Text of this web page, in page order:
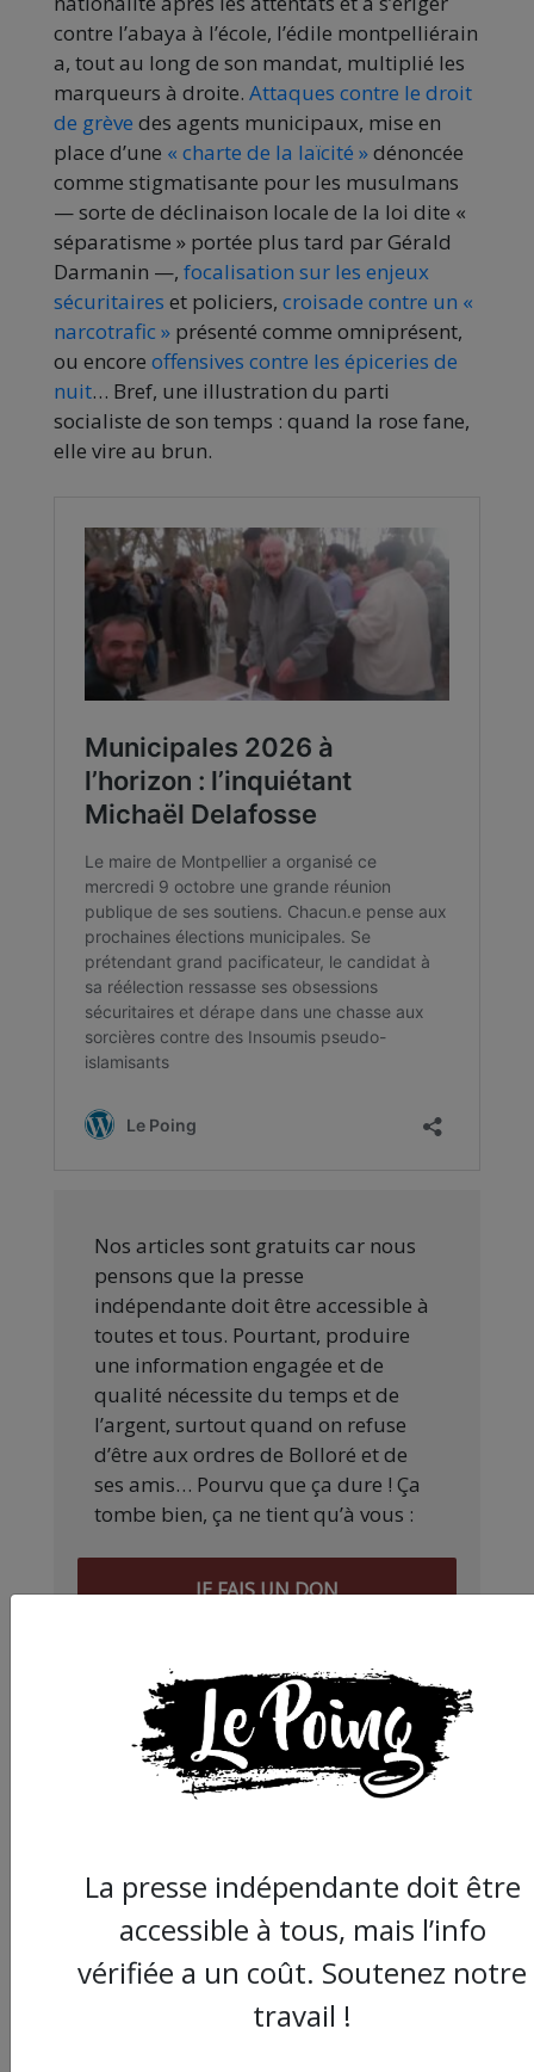
contre l’abaya à l’école, l’édile montpelliérain
a, tout au long de son mandat, multiplié les
marqueurs à droite. Attaques contre le droit
de grève des agents municipaux, mise en
place d’une « charte de la laïcité »dénoncée
comme stigmatisante pour les musulmans
— sorte de déclinaison locale de la loi dite «
séparatisme » portée plus tard par Gérald
Darmanin —, focalisation sur les enjeux
sécuritaires et policiers, croisade contre un «
narcotrafic » présenté comme omniprésent,
ou encore offensives contre les épiceries de
nuit… Bref, une illustration du parti
socialiste de son temps : quand la rose fane,
elle vire au brun.
Nos articles sont gratuits car nous
pensons que la presse
indépendante doit être accessible à
toutes et tous. Pourtant, produire
une information engagée et de
qualité nécessite du temps et de
l’argent, surtout quand on refuse
d’être aux ordres de Bolloré et de
ses amis… Pourvu que ça dure ! Ça
tombe bien, ça ne tient qu’à vous :
JE FAIS UN DON
ARTICLE SUIVANT :
La presse indépendante doit être
accessible à tous, mais l’info
vérifiée a un coût. Soutenez notre
travail !